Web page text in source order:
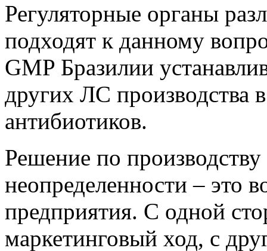
Регуляторные органы
подходят к данному
GMP Бразилии
других ЛС
антибиотиков.
Решение по
неопределенности – это
предприятия. С одной
маркетинговый ход, с